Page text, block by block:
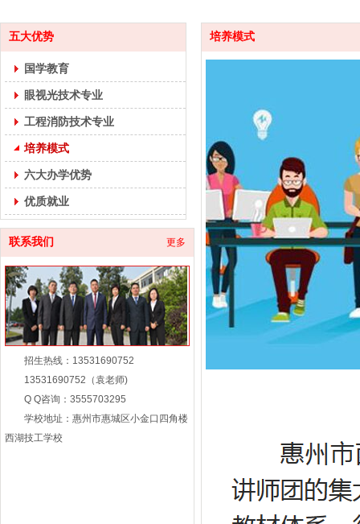
五大优势
国学教育
眼视光技术专业
工程消防技术专业
培养模式
六大办学优势
优质就业
联系我们 更多
招生热线：13531690752
13531690752（袁老师)
Q Q咨询：3555703295
学校地址：惠州市惠城区小金口四角楼
西湖技工学校
培养模式